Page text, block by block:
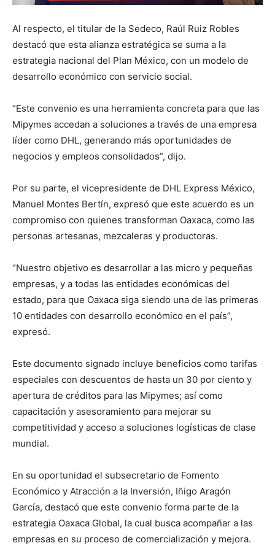
Al respecto, el titular de la Sedeco, Raúl Ruiz Robles
destacó que esta alianza estratégica se suma a la
estrategia nacional del Plan México, con un modelo de
desarrollo económico con servicio social.
“Este convenio es una herramienta concreta para que las
Mipymes accedan a soluciones a través de una empresa
líder como DHL, generando más oportunidades de
negocios y empleos consolidados”, dijo.
Por su parte, el vicepresidente de DHL Express México,
Manuel Montes Bertín, expresó que este acuerdo es un
compromiso con quienes transforman Oaxaca, como las
personas artesanas, mezcaleras y productoras.
“Nuestro objetivo es desarrollar a las micro y pequeñas
empresas, y a todas las entidades económicas del
estado, para que Oaxaca siga siendo una de las primeras
10 entidades con desarrollo económico en el país”,
expresó.
Este documento signado incluye beneficios como tarifas
especiales con descuentos de hasta un 30 por ciento y
apertura de créditos para las Mipymes; así como
capacitación y asesoramiento para mejorar su
competitividad y acceso a soluciones logísticas de clase
mundial.
En su oportunidad el subsecretario de Fomento
Económico y Atracción a la Inversión, Iñigo Aragón
García, destacó que este convenio forma parte de la
estrategia Oaxaca Global, la cual busca acompañar a las
empresas en su proceso de comercialización y mejora.